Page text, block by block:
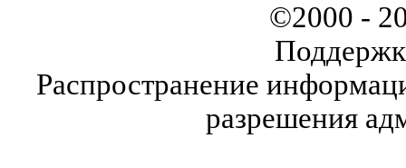
©2000 -
Распространение
разрешения